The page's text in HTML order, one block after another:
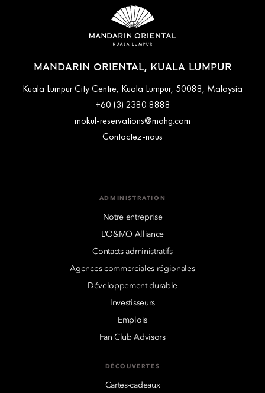
MANDARIN ORIENTAL, KUALA LUMPUR
Kuala Lumpur City Centre, Kuala Lumpur, 50088, Malaysia
+60 (3) 2380 8888
mokul-reservations@mohg.com
Contactez-nous
ADMINISTRATION
Notre entreprise
L’O&MO Alliance
Contacts administratifs
Agences commerciales régionales
Développement durable
Investisseurs
Emplois
Fan Club Advisors
DÉCOUVERTES
Cartes-cadeaux